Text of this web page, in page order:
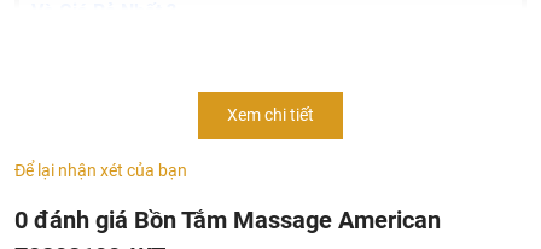
cấu bởi nhựa galaxy chống trầy xước và chống bám bẩn.
rỉ.
Xem chi tiết
Để lại nhận xét của bạn
0 đánh giá Bồn Tắm Massage American